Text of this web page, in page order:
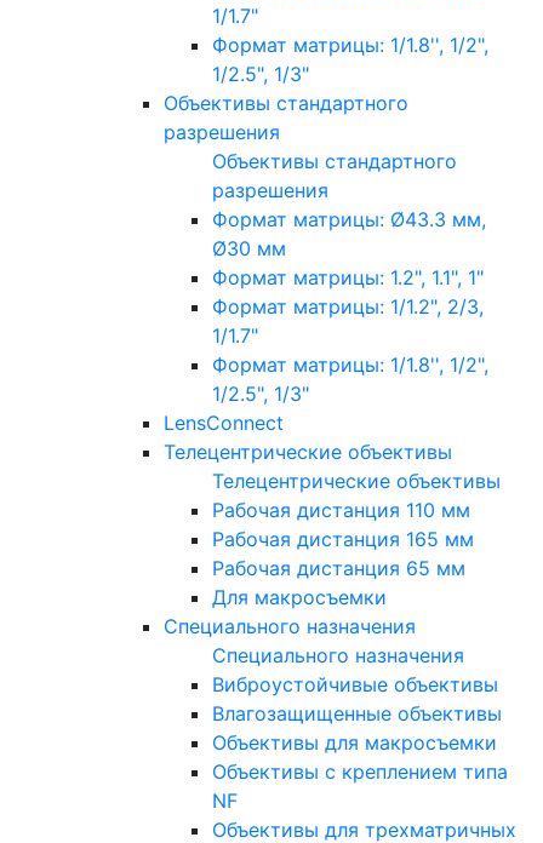
1/1.7"
Формат матрицы: 1/1.8'', 1/2",
1/2.5", 1/3"
Объективы стандартного
разрешения
Объективы стандартного
разрешения
Формат матрицы: Ø43.3 мм,
Ø30 мм
Формат матрицы: 1.2", 1.1", 1"
Формат матрицы: 1/1.2", 2/3,
1/1.7"
Формат матрицы: 1/1.8'', 1/2",
1/2.5", 1/3"
LensConnect
Телецентрические объективы
Телецентрические объективы
Рабочая дистанция 110 мм
Рабочая дистанция 165 мм
Рабочая дистанция 65 мм
Для макросъемки
Специального назначения
Специального назначения
Виброустойчивые объективы
Влагозащищенные объективы
Объективы для макросъемки
Объективы с креплением типа
NF
Объективы для трехматричных